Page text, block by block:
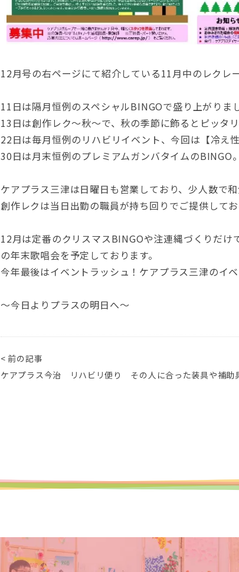
12月号の右ページにて紹介している11月中のレクレ
11日は隔月恒例のスペシャルBINGOで盛り上がりまし
13日は創作レク～秋～で、秋の季節に飾るとピッタ
22日は毎月恒例のリハビリイベント、今回は【冷え
30日は月末恒例のプレミアムガンバタイムのBINGO。
ケアプラス三津は日曜日も営業しており、少人数で
創作レクは当日出勤の職員が持ち回りでご提供して
12月は定番のクリスマスBINGOや注連縄づくりだ
の年末歌唱会を予定しております。
今年最後はイベントラッシュ！ケアプラス三津のイ
～今日よりプラスの明日へ～
< 前の記事
ケアプラス今治 リハビリ便り その人に合った装具や補助